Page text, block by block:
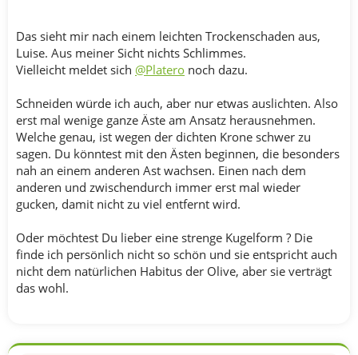
Das sieht mir nach einem leichten Trockenschaden aus,
Luise. Aus meiner Sicht nichts Schlimmes.
Vielleicht meldet sich @Platero noch dazu.
Schneiden würde ich auch, aber nur etwas auslichten. Also
erst mal wenige ganze Äste am Ansatz herausnehmen.
Welche genau, ist wegen der dichten Krone schwer zu
sagen. Du könntest mit den Ästen beginnen, die besonders
nah an einem anderen Ast wachsen. Einen nach dem
anderen und zwischendurch immer erst mal wieder
gucken, damit nicht zu viel entfernt wird.
Oder möchtest Du lieber eine strenge Kugelform ? Die
finde ich persönlich nicht so schön und sie entspricht auch
nicht dem natürlichen Habitus der Olive, aber sie verträgt
das wohl.